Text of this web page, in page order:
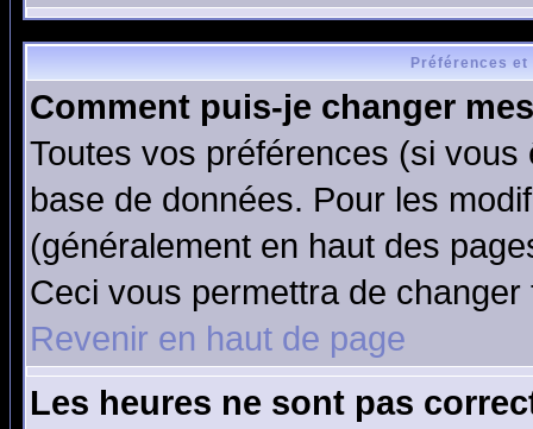
Préférences
Comment puis-je changer
Toutes vos préférences (si
base de données. Pour les
(généralement en haut des
Ceci vous permettra de
Revenir en haut de page
Les heures ne sont pas